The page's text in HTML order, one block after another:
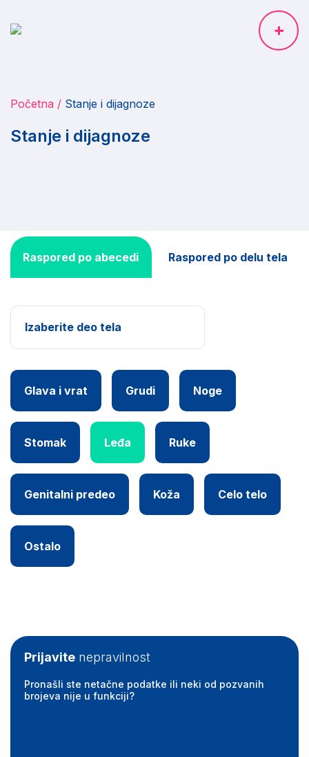
Početna Stanje i dijagnoze
Stanje i dijagnoze
Raspored po abecedi Raspored po delu tela
Izaberite deo tela
Glava i vrat Grudi Noge
Stomak Leđa Ruke
Genitalni predeo Koža Celo telo
Ostalo
Prijavite nepravilnost
Pronašli ste netačne podatke ili neki od pozvanih
brojeva nije u funkciji?